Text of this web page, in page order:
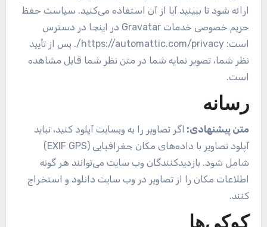
ارائه شود تا ببینید آیا از آن استفاده می‌کنید. سیاست حفظ
حریم خصوصی خدمات Gravatar در اینجا در دسترس
است: https://automattic.com/privacy/. پس از تأیید
نظر شما، تصویر نمایه شما در متن نظر شما قابل مشاهده
است.
رسانه
متن پیشنهادی: اگر تصاویر را به وبسایت آپلود کنید، نباید
آپلود تصاویر با داده‌های مکان جغرافیایی (EXIF GPS)
شامل شود. بازدیدکنندگان وب سایت می‌توانند هر گونه
اطلاعات مکان را از تصاویر در وب سایت دانلود و استخراج
کنند.